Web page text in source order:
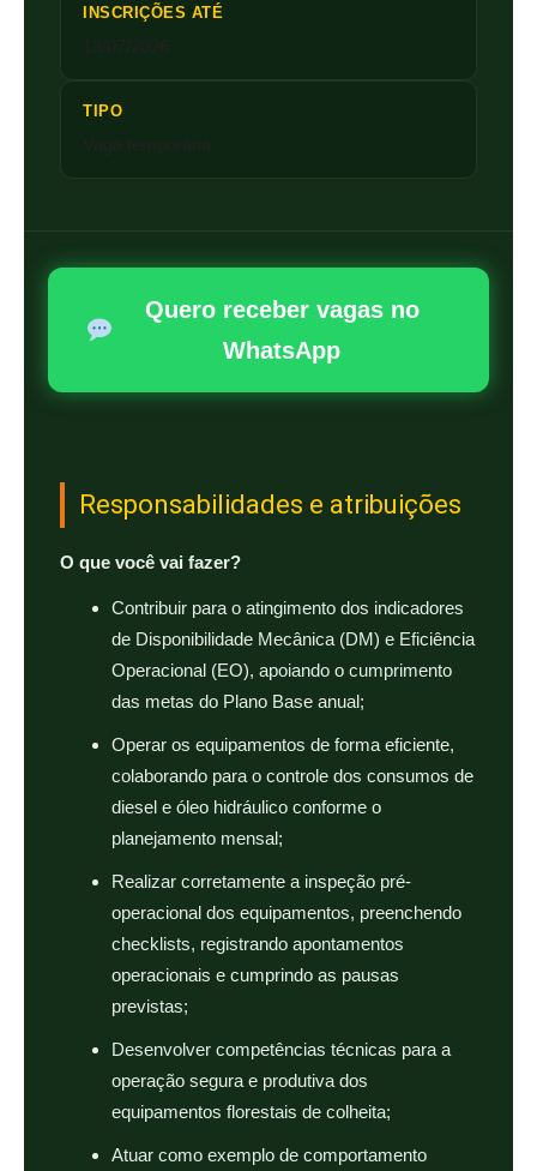
INSCRIÇÕES ATÉ
TIPO
Quero receber vagas no
WhatsApp
Responsabilidades e atribuições
O que você vai fazer?
Contribuir para o atingimento dos indicadores
de Disponibilidade Mecânica (DM) e Eficiência
Operacional (EO), apoiando o cumprimento
das metas do Plano Base anual;
Operar os equipamentos de forma eficiente,
colaborando para o controle dos consumos de
diesel e óleo hidráulico conforme o
planejamento mensal;
Realizar corretamente a inspeção pré-
operacional dos equipamentos, preenchendo
checklists, registrando apontamentos
operacionais e cumprindo as pausas
previstas;
Desenvolver competências técnicas para a
operação segura e produtiva dos
equipamentos florestais de colheita;
Atuar como exemplo de comportamento